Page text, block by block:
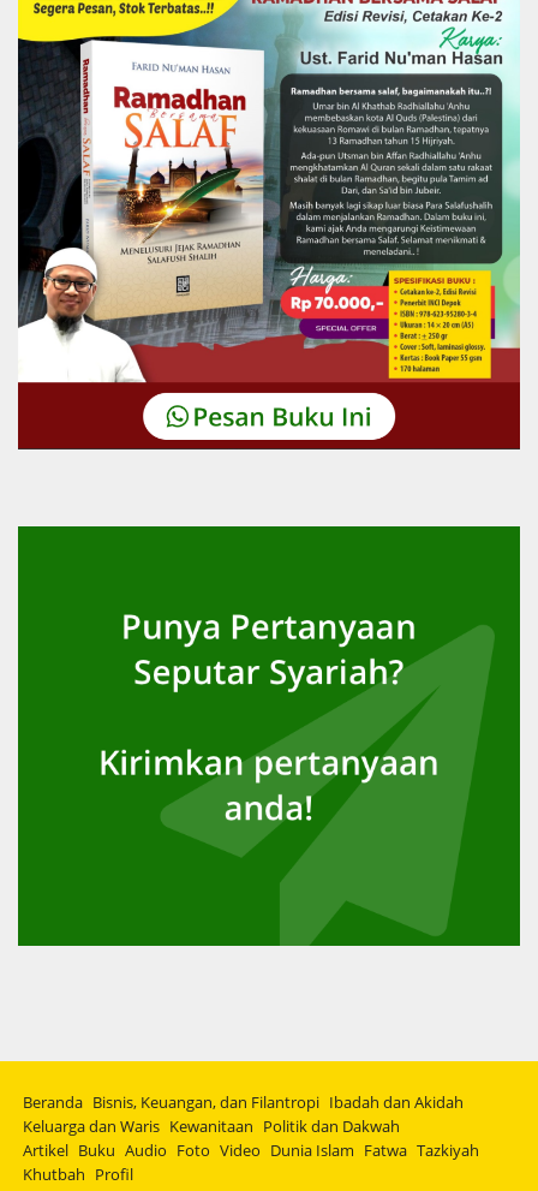
Beranda Bisnis, Keuangan, dan Filantropi Ibadah dan Akidah
Keluarga dan Waris Kewanitaan Politik dan Dakwah
Artikel Buku Audio Foto Video Dunia Islam Fatwa Tazkiyah
Khutbah Profil